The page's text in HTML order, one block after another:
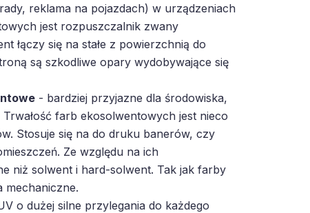
reklama na pojazdach) w urządzeniach
jest rozpuszczalnik zwany
łączy się na stałe z powierzchnią do
są szkodliwe opary wydobywające się
- bardziej przyjazne dla środowiska,
farb ekosolwentowych jest nieco
Stosuje się na do druku banerów, czy
Ze względu na ich
niż solwent i hard-solwent. Tak jak farby
mechaniczne.
o dużej silne przylegania do każdego